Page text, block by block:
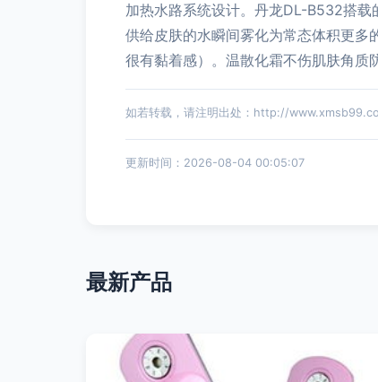
加热水路系统设计。丹龙DL-B532搭
供给皮肤的水瞬间雾化为常态体积更
很有黏着感）。温散化霜不伤肌肤角质
如若转载，请注明出处：http://
更新时间：2026-08-04 00:05:07
最新产品